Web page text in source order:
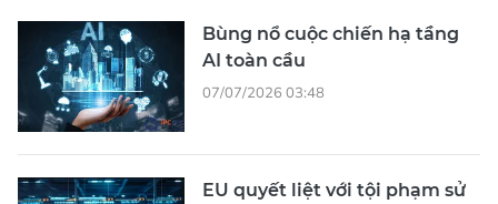
Bùng nổ cuộc chiến hạ tầng
AI toàn cầu
07/07/2026 03:48
EU quyết liệt với tội phạm sử